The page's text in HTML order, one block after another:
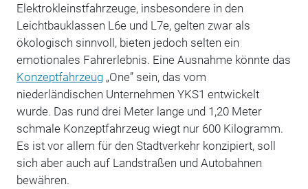
Elektrokleinstfahrzeuge, insbesondere in den
Leichtbauklassen L6e und L7e, gelten zwar als
ökologisch sinnvoll, bieten jedoch selten ein
emotionales Fahrerlebnis. Eine Ausnahme könnte das
Konzeptfahrzeug„One” sein, das vom
niederländischen Unternehmen YKS1 entwickelt
wurde. Das rund drei Meter lange und 1,20 Meter
schmale Konzeptfahrzeug wiegt nur 600 Kilogramm.
Es ist vor allem für den Stadtverkehr konzipiert, soll
sich aber auch auf Landstraßen und Autobahnen
bewähren.